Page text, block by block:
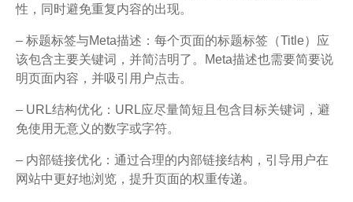
性，同时避免重复内容的出现。
– 标题标签与Meta描述：每个页面的标题标签（Title）应
该包含主要关键词，并简洁明了。Meta描述也需要简要说
明页面内容，并吸引用户点击。
– URL结构优化：URL应尽量简短且包含目标关键词，避
免使用无意义的数字或字符。
– 内部链接优化：通过合理的内部链接结构，引导用户在
网站中更好地浏览，提升页面的权重传递。